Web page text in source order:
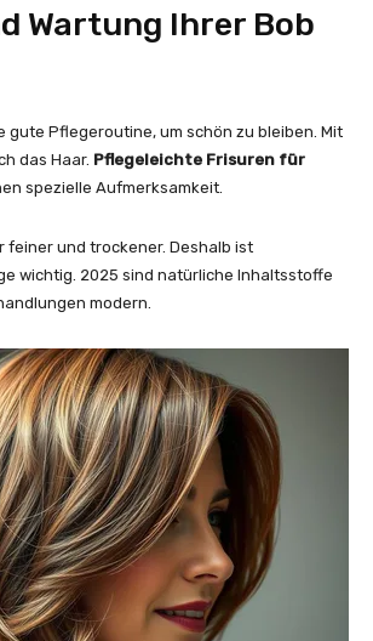
Wartung Ihrer Bob
gute Pflegeroutine, um schön zu bleiben. Mit
das Haar. Pflegeleichte Frisuren für
spezielle Aufmerksamkeit.
feiner und trockener. Deshalb ist
wichtig. 2025 sind natürliche Inhaltsstoffe
modern.